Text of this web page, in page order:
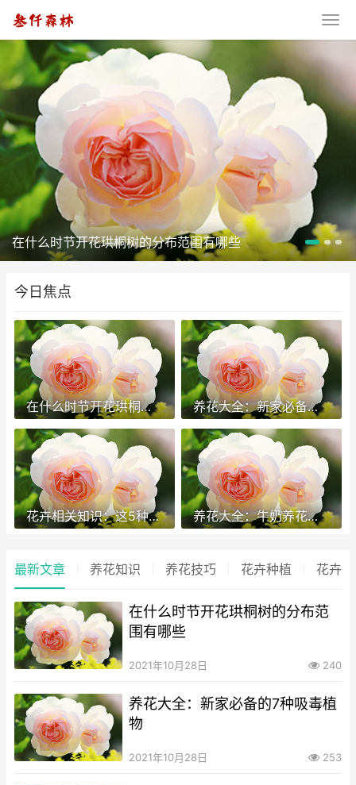
在什么时节开花珙桐树的分布范围有哪些
今日焦点
在什么时节开花珙桐树的分布范围有哪些 养花大全：新家必备的7种吸毒植物
花卉相关知识：这5种花太难养,千万不要尝试~ 养花大全：牛奶养花的4大好处
最新文章 养花知识 养花技巧 花卉种植 花卉
在什么时节开花珙桐树的分布范
围有哪些
2021年10月28日 240
养花大全：新家必备的7种吸毒植
物
2021年10月28日 253